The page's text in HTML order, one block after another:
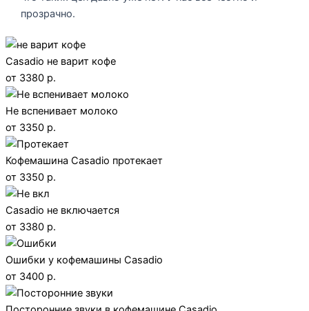
прозрачно.
Casadio не варит кофе
от 3380 р.
Не вспенивает молоко
от 3350 р.
Кофемашина Casadio протекает
от 3350 р.
Casadio не включается
от 3380 р.
Ошибки у кофемашины Casadio
от 3400 р.